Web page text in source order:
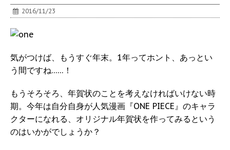
2016/11/23
気がつけば、もうすぐ年末。1年ってホント、あっとい
う間ですね……！
もうそろそろ、年賀状のことを考えなければいけない時
期。今年は自分自身が人気漫画『ONE PIECE』のキャラ
クターになれる、オリジナル年賀状を作ってみるという
のはいかがでしょうか？